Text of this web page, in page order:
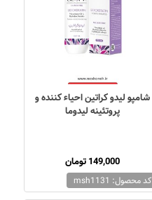
کد محصول: msh1131
شامپو لیدو کراتین احیاء کننده و
پروتئینه لیدوما
149,000 تومان